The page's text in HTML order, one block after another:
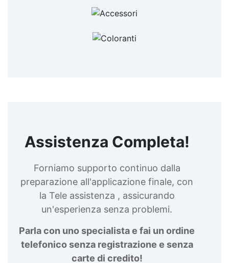
Orologi unici in resina 19 articles ▸ Orologi in
resina epossidica Orologio resina Orologi in
Assistenza Completa!
Forniamo supporto continuo dalla
preparazione all'applicazione finale, con
la Tele assistenza , assicurando
un'esperienza senza problemi.
Parla con uno specialista e fai un ordine
telefonico senza registrazione e senza
carte di credito!